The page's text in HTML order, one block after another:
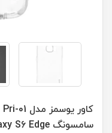
سامسونگ Galaxy S6 Edge